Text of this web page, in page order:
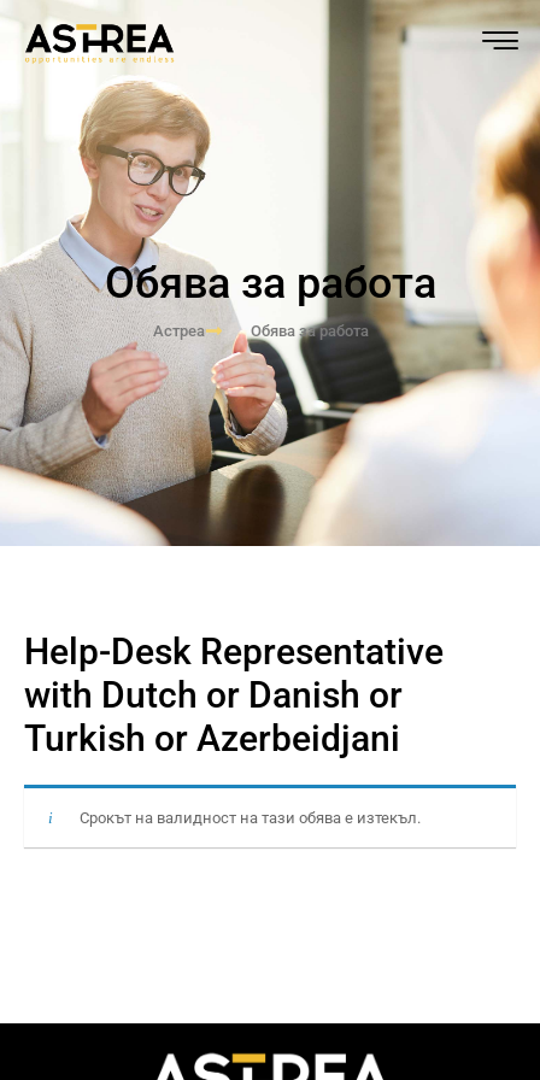
Обява за работа
Астреа Обява за работа
Help-Desk Representative
with Dutch or Danish or
Turkish or Azerbeidjani
Срокът на валидност на тази обява е изтекъл.